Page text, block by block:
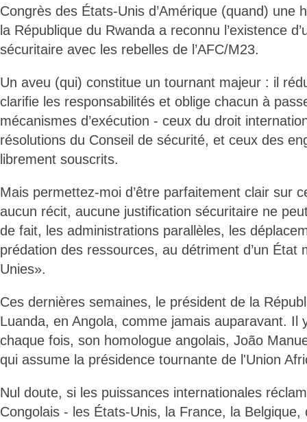
Congrès des États-Unis d’Amérique (quand) une
la République du Rwanda a reconnu l’existence
sécuritaire avec les rebelles de l’AFC/M23.
Un aveu (qui) constitue un tournant majeur : il
clarifie les responsabilités et oblige chacun à
mécanismes d’exécution - ceux du droit
résolutions du Conseil de sécurité, et ceux des
librement souscrits.
Mais permettez-moi d’être parfaitement clair sur
aucun récit, aucune justification sécuritaire ne
de fait, les administrations parallèles, les
prédation des ressources, au détriment d’un État
Unies».
Ces dernières semaines, le président de la
Luanda, en Angola, comme jamais auparavant. Il
chaque fois, son homologue angolais, João
qui assume la présidence tournante de l'Union
Nul doute, si les puissances internationales
Congolais - les États-Unis, la France, la Belgique,